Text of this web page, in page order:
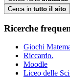
Cerca in tutto il sito
Ricerche
Giochi
Riccardo.
Moodle
Liceo delle